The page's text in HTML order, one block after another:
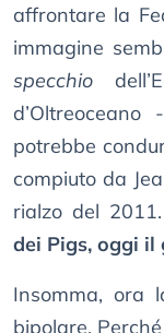
affrontare la
immagine
specchio
potrebbe
compiuto da
rialzo del
dei Pigs, oggi il
Insomma, ora
bipolare.